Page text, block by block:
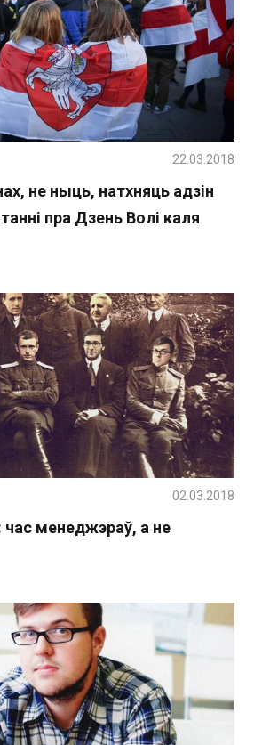
не ныць, натхняць адзін
пра Дзень Волі каля
22.03.2018
менеджэраў, а не
02.03.2018